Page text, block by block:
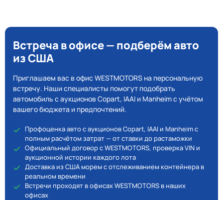
Встреча в офисе — подберём авто
из США
Приглашаем вас в офис WESTMOTORS на персональную
встречу. Наши специалисты помогут подобрать
автомобиль с аукционов Copart, IAAI и Manheim с учётом
вашего бюджета и предпочтений.
Профоценка авто с аукционов Copart, IAAI и Manheim с
полным расчётом затрат — от ставки до растаможки
Официальный договор с WESTMOTORS, проверка VIN и
аукционной истории каждого лота
Доставка из США морем с отслеживанием контейнера в
реальном времени
Встречи проходят в офисах WESTMOTORS в наших
офисах